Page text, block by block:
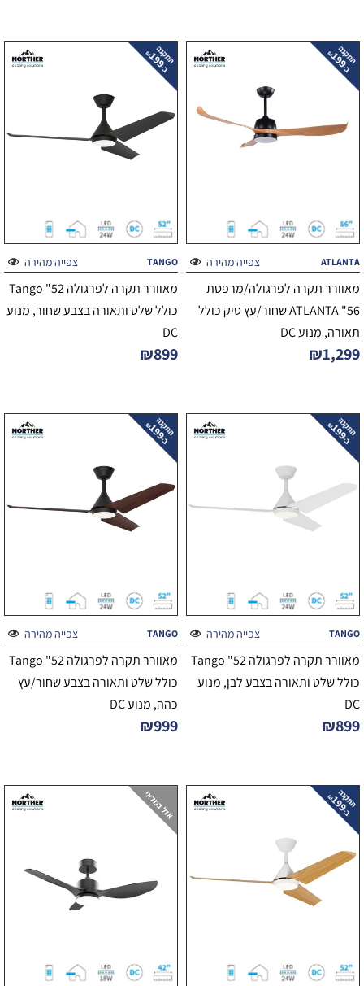
צפייה מהירה ATLANTA
מאוורר תקרה לפרגולה/מרפסת
56" ATLANTA שחור/עץ טיק כולל
תאורה, מנוע DC
₪1,299
צפייה מהירה TANGO
מאוורר תקרה לפרגולה 52" Tango
כולל שלט ותאורה בצבע שחור, מנוע
DC
₪899
צפייה מהירה TANGO
מאוורר תקרה לפרגולה 52" Tango
כולל שלט ותאורה בצבע לבן, מנוע
DC
₪899
צפייה מהירה TANGO
מאוורר תקרה לפרגולה 52" Tango
כולל שלט ותאורה בצבע שחור/עץ
כהה, מנוע DC
₪999